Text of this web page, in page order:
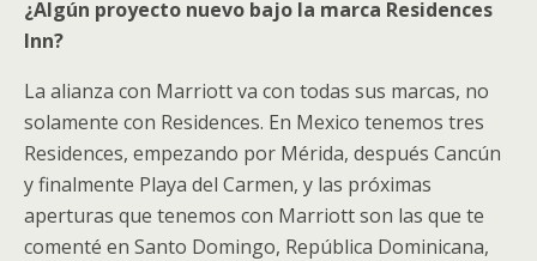
¿Algún proyecto nuevo bajo la marca Residences
Inn?
La alianza con Marriott va con todas sus marcas, no
solamente con Residences. En Mexico tenemos tres
Residences, empezando por Mérida, después Cancún
y finalmente Playa del Carmen, y las próximas
aperturas que tenemos con Marriott son las que te
comenté en Santo Domingo, República Dominicana,